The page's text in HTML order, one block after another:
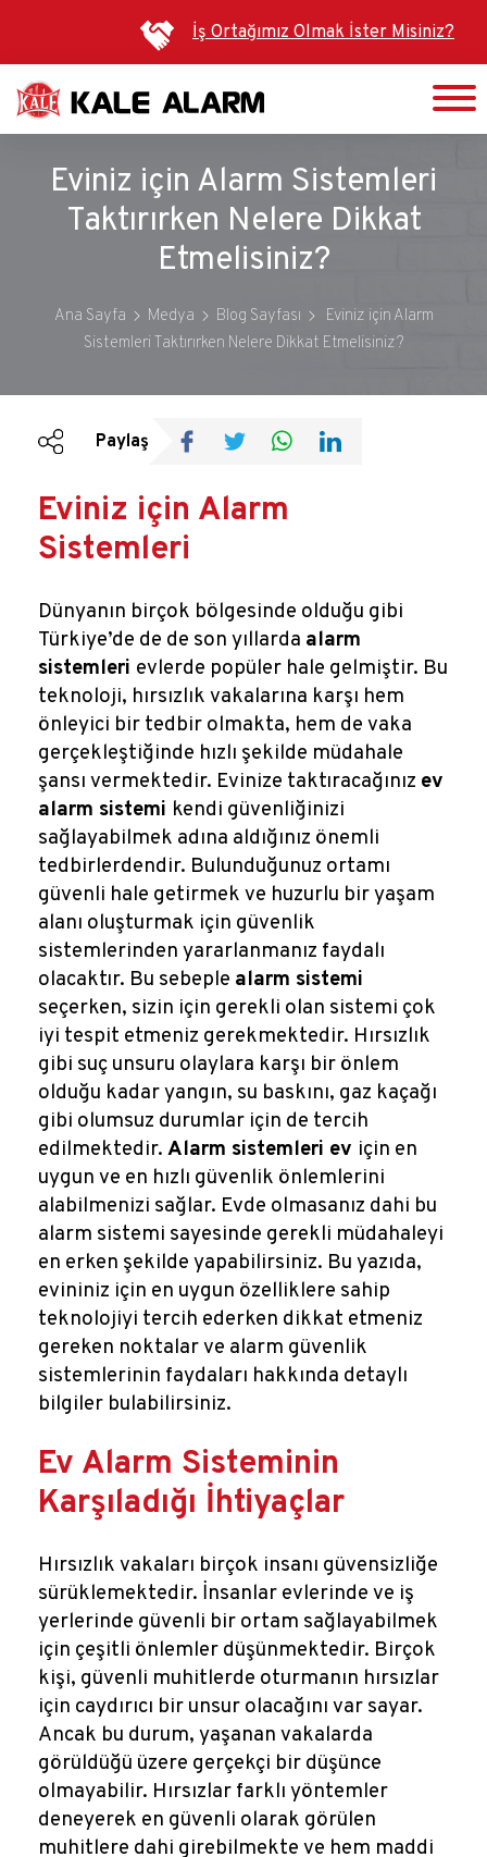
atla
İş Ortağımız Olmak İster Misiniz?
Eviniz için Alarm Sistemleri
Taktırırken Nelere Dikkat
Etmelisiniz?
Ana Sayfa Medya Blog Sayfası
Eviniz için Alarm
Sistemleri Taktırırken Nelere Dikkat Etmelisiniz?
Bültenler
Reklamlar
Kalem Dergisi
Blog
Paylaş
Eviniz için Alarm
Sistemleri
Dünyanın birçok bölgesinde olduğu gibi
Türkiye’de de de son yıllarda alarm
sistemleri evlerde popüler hale gelmiştir. Bu
teknoloji, hırsızlık vakalarına karşı hem
önleyici bir tedbir olmakta, hem de vaka
gerçekleştiğinde hızlı şekilde müdahale
şansı vermektedir. Evinize taktıracağınız ev
alarm sistemi kendi güvenliğinizi
sağlayabilmek adına aldığınız önemli
tedbirlerdendir. Bulunduğunuz ortamı
güvenli hale getirmek ve huzurlu bir yaşam
alanı oluşturmak için güvenlik
sistemlerinden yararlanmanız faydalı
olacaktır. Bu sebeple alarm sistemi
seçerken, sizin için gerekli olan sistemi çok
iyi tespit etmeniz gerekmektedir. Hırsızlık
gibi suç unsuru olaylara karşı bir önlem
olduğu kadar yangın, su baskını, gaz kaçağı
gibi olumsuz durumlar için de tercih
edilmektedir. Alarm sistemleri ev için en
uygun ve en hızlı güvenlik önlemlerini
alabilmenizi sağlar. Evde olmasanız dahi bu
alarm sistemi sayesinde gerekli müdahaleyi
en erken şekilde yapabilirsiniz. Bu yazıda,
evininiz için en uygun özelliklere sahip
teknolojiyi tercih ederken dikkat etmeniz
gereken noktalar ve alarm güvenlik
sistemlerinin faydaları hakkında detaylı
bilgiler bulabilirsiniz.
Ev Alarm Sisteminin
Karşıladığı İhtiyaçlar
Hırsızlık vakaları birçok insanı güvensizliğe
sürüklemektedir. İnsanlar evlerinde ve iş
yerlerinde güvenli bir ortam sağlayabilmek
için çeşitli önlemler düşünmektedir. Birçok
kişi, güvenli muhitlerde oturmanın hırsızlar
için caydırıcı bir unsur olacağını var sayar.
Ancak bu durum, yaşanan vakalarda
görüldüğü üzere gerçekçi bir düşünce
olmayabilir. Hırsızlar farklı yöntemler
deneyerek en güvenli olarak görülen
muhitlere dahi girebilmekte ve hem maddi